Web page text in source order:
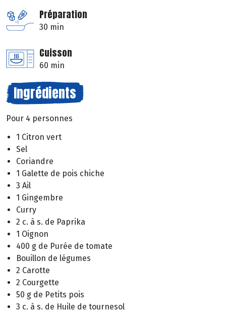
Préparation
30 min
Cuisson
60 min
Ingrédients
Pour 4 personnes
1 Citron vert
Sel
Coriandre
1 Galette de pois chiche
3 Ail
1 Gingembre
Curry
2 c. à s. de Paprika
1 Oignon
400 g de Purée de tomate
Bouillon de légumes
2 Carotte
2 Courgette
50 g de Petits pois
3 c. à s. de Huile de tournesol